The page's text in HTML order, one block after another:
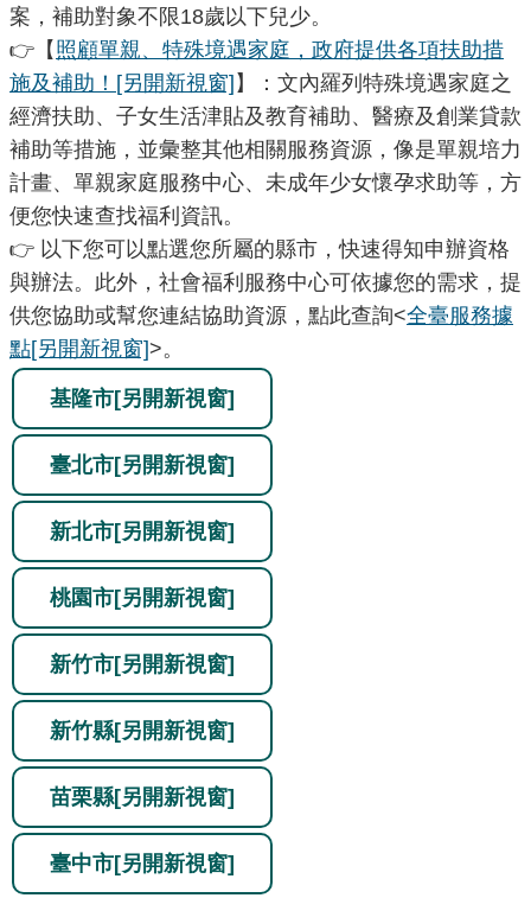
案，補助對象不限18歲以下兒少。
👉【 照顧單親、特殊境遇家庭，政府提供各項扶助措
施及補助！ [另開新視窗] 】：文內羅列特殊境遇家庭之
經濟扶助、子女生活津貼及教育補助、醫療及創業貸款
補助等措施，並彙整其他相關服務資源，像是單親培力
計畫、單親家庭服務中心、未成年少女懷孕求助等，方
便您快速查找福利資訊。
👉 以下您可以點選您所屬的縣市，快速得知申辦資格
與辦法。此外，社會福利服務中心可依據您的需求，提
供您協助或幫您連結協助資源，點此查詢<全臺服務據
點[另開新視窗]>。
基隆市[另開新視窗]
臺北市[另開新視窗]
新北市[另開新視窗]
桃園市[另開新視窗]
新竹市[另開新視窗]
新竹縣[另開新視窗]
苗栗縣[另開新視窗]
臺中市[另開新視窗]